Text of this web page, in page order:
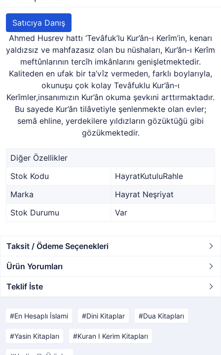
Satıcıya Danış
Ahmed Husrev hattı ‘Tevâfuk’lu Kur’ân-ı Kerîm’in, kenarı
yaldızsız ve mahfazasız olan bu nüshaları, Kur’ân-ı Kerîm
meftûnlarının tercîh imkânlarını genişletmektedir.
Kaliteden en ufak bir ta’vîz vermeden, farklı boylarıyla,
okunuşu çok kolay Tevâfuklu Kur’ân-ı
Kerîmler,insanımızın Kur’ân okuma şevkıni arttırmaktadır.
Bu sayede Kur’ân tilâvetiyle şenlenmekte olan evler;
semâ ehline, yerdekilere yıldızların gözüktüğü gibi
gözükmektedir.
Diğer Özellikler
Stok Kodu
HayratKutuluRahle
Marka
Hayrat Neşriyat
Stok Durumu
Var
Taksit / Ödeme Seçenekleri
Ürün Yorumları
Teklif İste
En Hesaplı İslami Dini Kitaplar Dua Kitapları
Yasin Kitapları Kuran I Kerim Kitapları